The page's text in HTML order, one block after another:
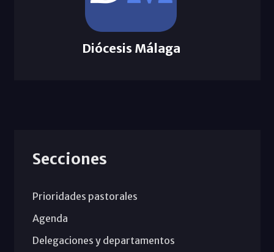
Diócesis Málaga
Secciones
Prioridades pastorales
Agenda
Delegaciones y departamentos